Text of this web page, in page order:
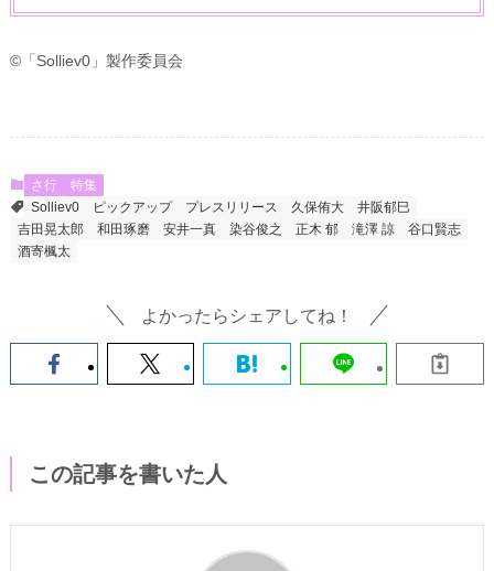
©「Solliev0」製作委員会
さ行
特集
Solliev0
ピックアップ プレスリリース 久保侑大
井阪郁巳
吉田晃太郎
和田琢磨 安井一真 染谷俊之 正木 郁 滝澤 諒
谷口賢志
酒寄楓太
よかったらシェアしてね！
この記事を書いた人